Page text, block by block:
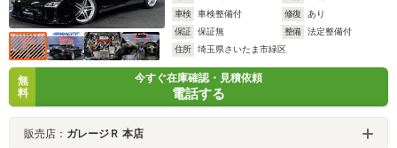
車検
車検整備付 修復
あり
保証
保証無 整備
法定整備付
住所
埼玉県さいたま市緑区
無
料
今すぐ在庫確認・見積依頼
電話する
販売店： ガレージＲ 本店